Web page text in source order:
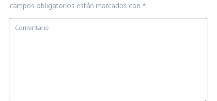
campos obligatorios están marcados con *